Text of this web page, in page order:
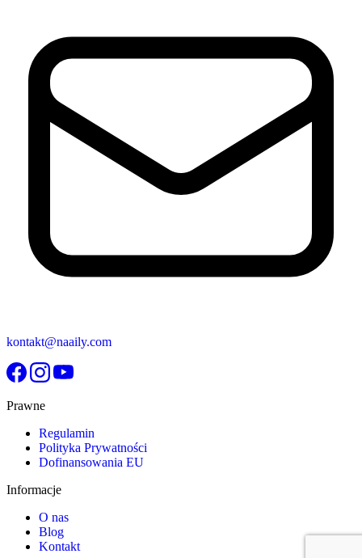
kontakt@naaily.com
Prawne
Regulamin
Polityka Prywatności
Dofinansowania EU
Informacje
O nas
Blog
Kontakt